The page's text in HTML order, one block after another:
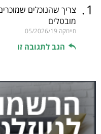
1
. צריך שהנוכלים
מובטלים
חיימקה 05/2026/19
הגב לתגובה זו